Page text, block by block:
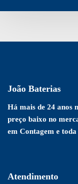
João Baterias
Há mais de 24 anos
preço baixo no
em Contagem e
Atendimento